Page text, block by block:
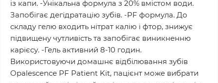
із капи. -Унікальна формула з 20% вмістом води.
Запобігає дегідратацію зубів. -PF формула. До
складу гелю входить нітрат калію і фтор, знижує
підвищену чутливість та запобігає виникненню
карієсу. -Гель активний 8-10 годин.
Використовуючи домашнє відбілювання зубів
Opalescence PF Patient Kit, пацієнт може вибрати